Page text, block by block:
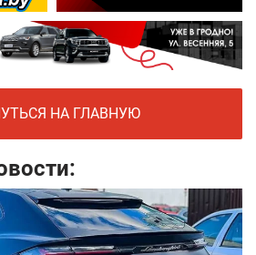
НА ГЛАВНУЮ